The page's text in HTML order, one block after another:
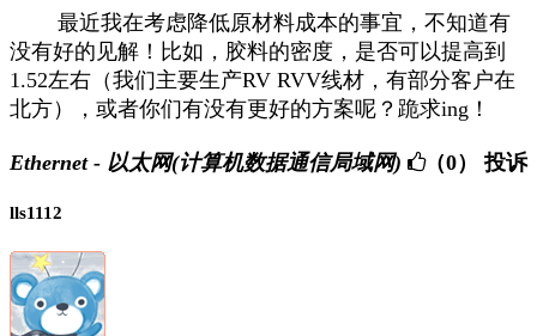
最近我在考虑降低原材料成本的事宜，不知道有
没有好的见解！比如，胶料的密度，是否可以提高到
1.52左右（我们主要生产RV RVV线材，有部分客户在
北方），或者你们有没有更好的方案呢？跪求ing！
Ethernet - 以太网(计算机数据通信局域网) （0） 投诉
lls1112